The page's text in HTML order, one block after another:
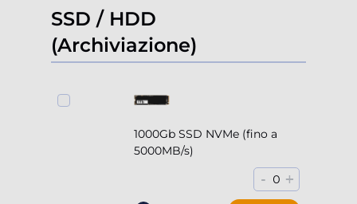
SSD / HDD
(Archiviazione)
1000Gb SSD NVMe (fino a
5000MB/s)
- 0 +